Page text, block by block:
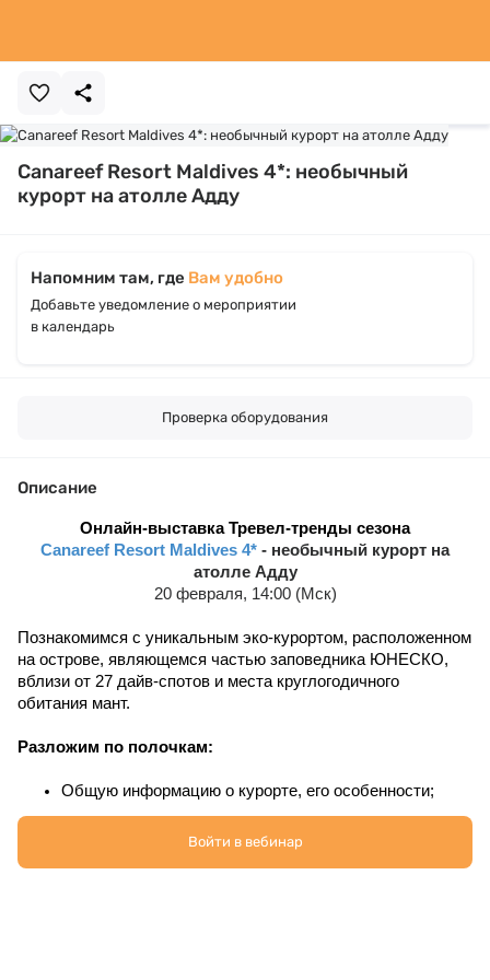
Canareef Resort Maldives 4*: необычный
курорт на атолле Адду
Напомним там, где Вам удобно
Добавьте уведомление о мероприятии
в календарь
Проверка оборудования
Описание
Онлайн-выставка Тревел-тренды сезона
Canareef Resort Maldives 4* - необычный курорт на
атолле Адду
20 февраля, 14:00 (Мск)
Познакомимся с уникальным эко-курортом, расположенном
на острове, являющемся частью заповедника ЮНЕСКО,
вблизи от 27 дайв-спотов и места круглогодичного
обитания мант.
Разложим по полочкам:
Общую информацию о курорте, его особенности;
расположение острова и логистику до него;
инфраструктуру курорта, её расположение на
Войти в вебинар